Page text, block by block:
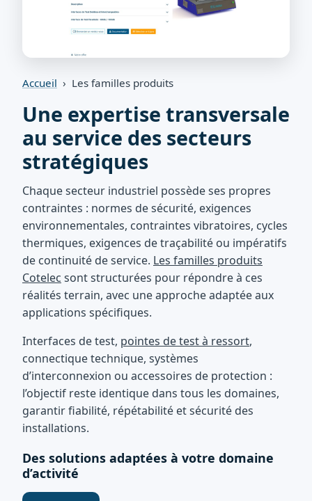
Accueil › Les familles produits
Une expertise transversale
au service des secteurs
stratégiques
Chaque secteur industriel possède ses propres
contraintes : normes de sécurité, exigences
environnementales, contraintes vibratoires, cycles
thermiques, exigences de traçabilité ou impératifs
de continuité de service. Les familles produits
Cotelec sont structurées pour répondre à ces
réalités terrain, avec une approche adaptée aux
applications spécifiques.
Interfaces de test, pointes de test à ressort,
connectique technique, systèmes
d’interconnexion ou accessoires de protection :
l’objectif reste identique dans tous les domaines,
garantir fiabilité, répétabilité et sécurité des
installations.
Des solutions adaptées à votre domaine
d’activité